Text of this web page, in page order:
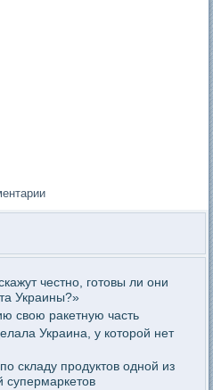
честно, готовы ли они
Украины?»
свою ракетную часть
Украина, у которой нет
складу продуктов одной из
супермаркетов